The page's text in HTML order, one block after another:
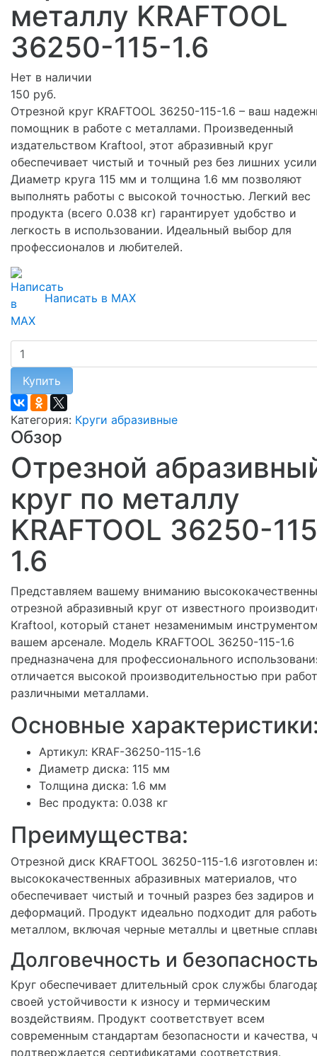
металлу KRAFTOOL
36250-115-1.6
Нет в наличии
150 руб.
Отрезной круг KRAFTOOL 36250-115-1.6 – ваш
помощник в работе с металлами. Произведенный
издательством Kraftool, этот абразивный круг
обеспечивает чистый и точный рез без лишних
Диаметр круга 115 мм и толщина 1.6 мм позволяют
выполнять работы с высокой точностью. Легкий вес
продукта (всего 0.038 кг) гарантирует удобство и
легкость в использовании. Идеальный выбор для
профессионалов и любителей.
Написать в MAX
Купить
Категория: Круги абразивные
Обзор
Отрезной
круг по металлу
KRAFTOOL 36250-
1.6
Представляем вашему вниманию
отрезной абразивный круг от известного
Kraftool, который станет незаменимым
вашем арсенале. Модель KRAFTOOL 36250-115-1.6
предназначена для профессионального
отличается высокой производительностью при
различными металлами.
Основные
Артикул: KRAF-36250-115-1.6
Диаметр диска: 115 мм
Толщина диска: 1.6 мм
Вес продукта: 0.038 кг
Преимущества:
Отрезной диск KRAFTOOL 36250-115-1.6 изготовлен
высококачественных абразивных материалов, что
обеспечивает чистый и точный разрез без задиров и
деформаций. Продукт идеально подходит для
металлом, включая черные металлы и цветные
Долговечность и
Круг обеспечивает длительный срок службы
своей устойчивости к износу и термическим
воздействиям. Продукт соответствует всем
современным стандартам безопасности и качества,
подтверждается сертификатами соответствия.